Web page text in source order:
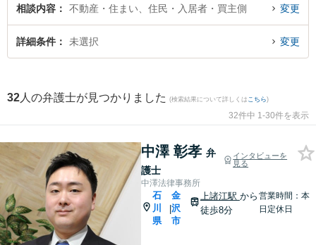
発生した住民・入居者・買主側の不動産問題のトラブルを今すぐに弁護士に相
談したい』『住民・入居者・買主側の不動産問題のトラブル解決の実績豊富な
近くの弁護士を検索したい』『初回相談無料で住民・入居者・買主側の不動産
相談内容 不動産・住まい、住民・入居者・買主側 変更
詳細条件 未選択 変更
32 人の弁護士が見つかりました (検索結果について詳しくは こちら)
32件中 1-30件を表示
中澤 彰孝 弁
護士
インタビューを
見る
中澤法律事務所
石
川
県
|
金
沢
市
上諸江駅 から
徒歩8分
営業時間：本
日定休日